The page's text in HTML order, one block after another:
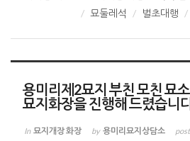
묘둘레석
벌초대행
용미리제2묘지 부친 모친 묘
묘지화장을 진행해 드렸습니
In 묘지개장 화장 by 용미리묘지상담소